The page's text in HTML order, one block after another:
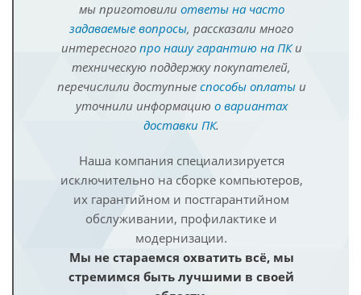
мы приготовили ответы на часто
задаваемые вопросы, рассказали много
интересного про нашу гарантию на ПКи
техническую поддержку покупателей,
перечислили доступные способы оплатыи
уточнили информацию о вариантах
доставки ПК.
Наша компания специализируется
исключительно на сборке компьютеров,
их гарантийном и постгарантийном
обслуживании, профилактике и
модернизации.
Мы не стараемся охватить всё, мы
стремимся быть лучшими в своей